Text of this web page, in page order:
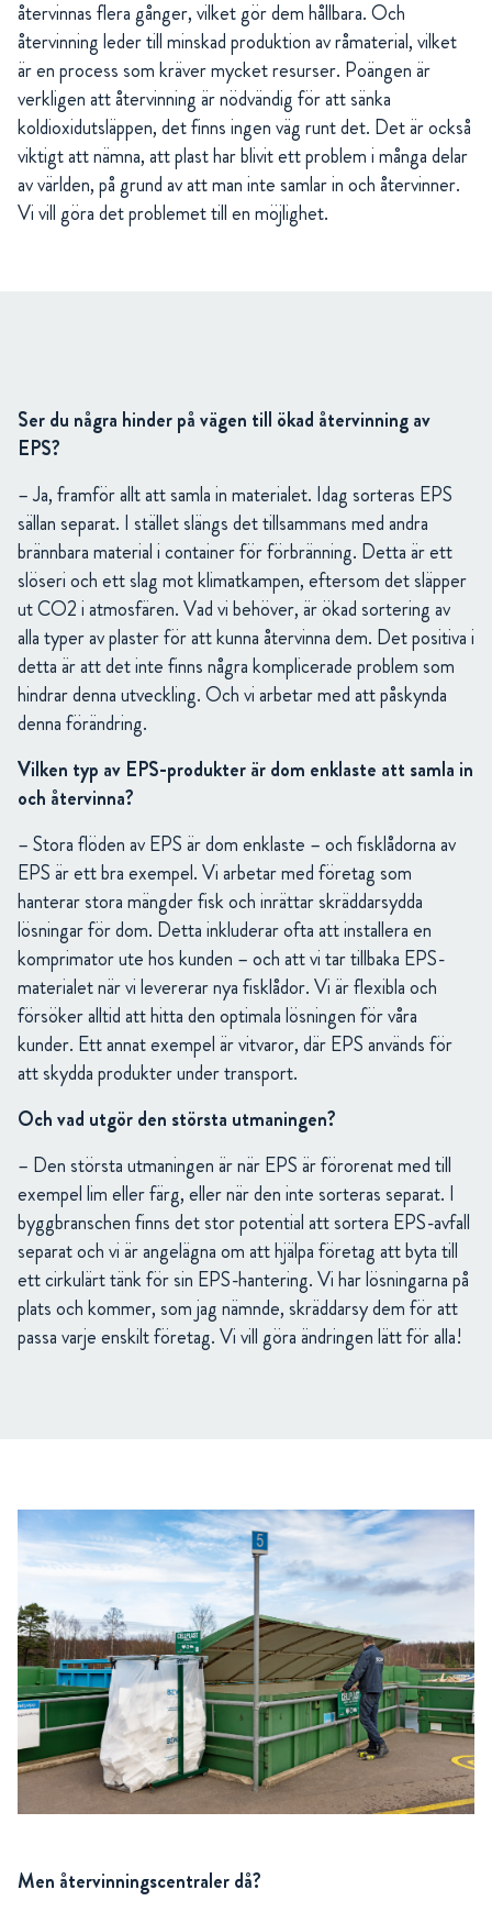
återvinnas flera gånger, vilket gör dem hållbara. Och
återvinning leder till minskad produktion av råmaterial, vilket
är en process som kräver mycket resurser. Poängen är
verkligen att återvinning är nödvändig för att sänka
koldioxidutsläppen, det finns ingen väg runt det. Det är också
viktigt att nämna, att plast har blivit ett problem i många delar
av världen, på grund av att man inte samlar in och återvinner.
Vi vill göra det problemet till en möjlighet.
Ser du några hinder på vägen till ökad återvinning av
EPS?
– Ja, framför allt att samla in materialet. Idag sorteras EPS
sällan separat. I stället slängs det tillsammans med andra
brännbara material i container för förbränning. Detta är ett
slöseri och ett slag mot klimatkampen, eftersom det släpper
ut CO2 i atmosfären. Vad vi behöver, är ökad sortering av
alla typer av plaster för att kunna återvinna dem. Det positiva i
detta är att det inte finns några komplicerade problem som
hindrar denna utveckling. Och vi arbetar med att påskynda
denna förändring.
Vilken typ av EPS-produkter är dom enklaste att samla in
och återvinna?
– Stora flöden av EPS är dom enklaste – och fisklådorna av
EPS är ett bra exempel. Vi arbetar med företag som
hanterar stora mängder fisk och inrättar skräddarsydda
lösningar för dom. Detta inkluderar ofta att installera en
komprimator ute hos kunden – och att vi tar tillbaka EPS-
materialet när vi levererar nya fisklådor. Vi är flexibla och
försöker alltid att hitta den optimala lösningen för våra
kunder. Ett annat exempel är vitvaror, där EPS används för
att skydda produkter under transport.
Och vad utgör den största utmaningen?
– Den största utmaningen är när EPS är förorenat med till
exempel lim eller färg, eller när den inte sorteras separat. I
byggbranschen finns det stor potential att sortera EPS-avfall
separat och vi är angelägna om att hjälpa företag att byta till
ett cirkulärt tänk för sin EPS-hantering. Vi har lösningarna på
plats och kommer, som jag nämnde, skräddarsy dem för att
passa varje enskilt företag. Vi vill göra ändringen lätt för alla!
Men återvinningscentraler då?